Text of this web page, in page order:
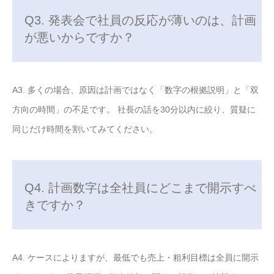
Q3. 発表会で社員の反応が薄いのは、計画
が悪いからですか？
A3. 多くの場合、原因は計画ではなく「数字の根拠説明」と「双
方向の時間」の不足です。 社長の話を30分以内に絞り、質疑に
同じだけ時間を割いてみてください。
Q4. 計画数字は全社員にどこまで開示すべ
きですか？
A4. ケースによりますが、最低でも売上・粗利目標は全員に開示